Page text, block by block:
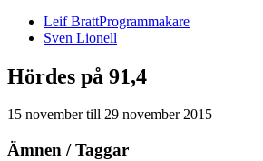
Leif BrattProgrammakare
Sven Lionell
Hördes på 91,4
15 novembertill 29 november 2015
Ämnen / Taggar